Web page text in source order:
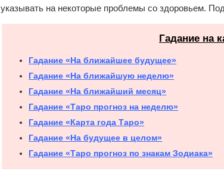
указывать на некоторые проблемы со здоровьем.
Гадание на
Гадание «На ближайшее будущее»
Гадание «На ближайшую неделю»
Гадание «На ближайший месяц»
Гадание «Таро прогноз на неделю»
Гадание «Карта года Таро»
Гадание «На будущее в целом»
Гадание «Таро прогноз по знакам Зодиака»